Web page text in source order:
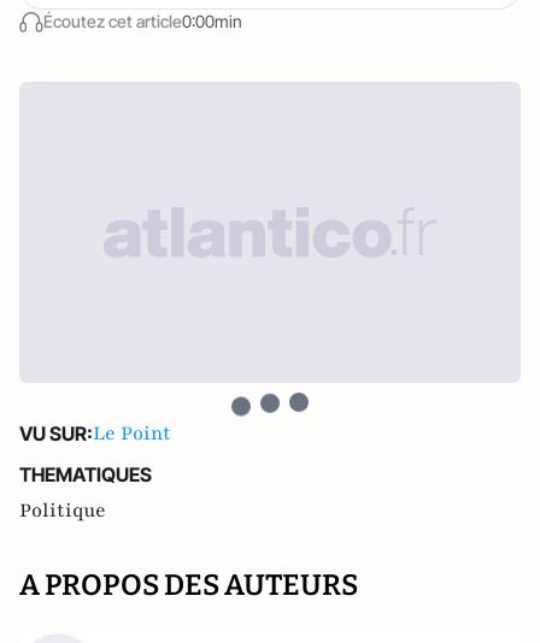
Écoutez cet article0:00min
VU SUR:Le Point
THEMATIQUES
Politique
A PROPOS DES AUTEURS